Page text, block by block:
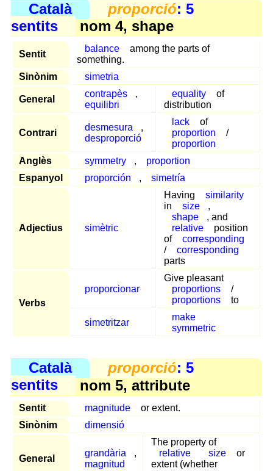
Català proporció: 5
sentits
nom 4, shape
Sentit
balance
among the parts of
something.
Sinònim
simetria
General
contrapès
,
equilibri
equality
of
distribution
Contrari
desmesura
,
desproporció
lack
of
proportion
/
proportion
Anglès
symmetry ,
proportion
Espanyol
proporción , simetría
Adjectius simètric
Having
similarity
in
size
,
shape
, and
relative
position
of
corresponding
/
corresponding
parts
Verbs
proporcionar
Give pleasant
proportions
/
proportions
to
simetritzar
make
symmetric
Català proporció: 5
sentits
nom 5, attribute
Sentit magnitude
or extent.
Sinònim
dimensió
General
grandària
,
magnitud
The property of
relative
size
or
extent (whether